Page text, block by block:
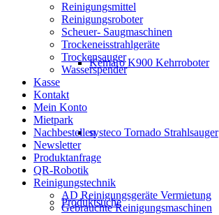
Kemaro K900 Kehrroboter
systeco Tornado Strahlsauger
Produktsuche
Reinigungsmittel
Reinigungsroboter
Scheuer- Saugmaschinen
Trockeneisstrahlgeräte
Trockensauger
Wasserspender
Kasse
Kontakt
Mein Konto
Mietpark
Nachbestellen
Newsletter
Produktanfrage
QR-Robotik
Reinigungstechnik
AD Reinigungsgeräte Vermietung
Gebrauchte Reinigungsmaschinen